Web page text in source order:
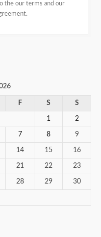
the our terms and our
F S S
1 2
7 8 9
14 15 16
21 22 23
28 29 30